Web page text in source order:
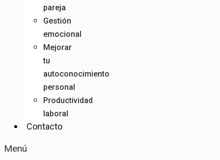
pareja
Gestión
emocional
Mejorar
tu
autoconocimiento
personal
Productividad
laboral
Contacto
Menú